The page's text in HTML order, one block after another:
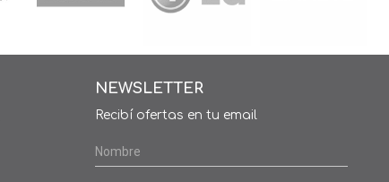
NEWSLETTER
Recibí ofertas en tu email